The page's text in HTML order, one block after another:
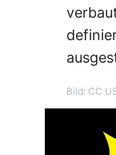
Bild: CC